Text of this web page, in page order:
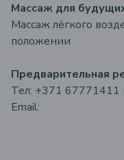
Массаж для
Массаж лёгкого
положении
Предварительная
Тел: +371 67771411
Email: